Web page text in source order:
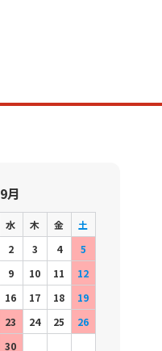
9月
水 木 金
土
2 3 4
5
9 10 11
12
16 17 18
19
23 24 25
26
30